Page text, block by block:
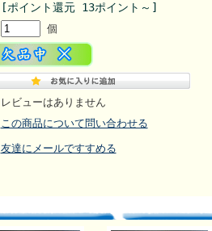
[ポイント還元 13ポイント～]
個
レビューはありません
この商品について問い合わせる
友達にメールですすめる